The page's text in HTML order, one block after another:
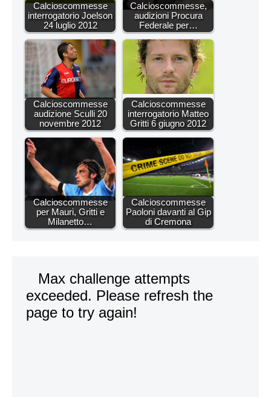
Calcioscommesse
interrogatorio Joelson
24 luglio 2012
Calcioscommesse,
audizioni Procura
Federale per…
Calcioscommesse
audizione Sculli 20
novembre 2012
Calcioscommesse
interrogatorio Matteo
Gritti 6 giugno 2012
Calcioscommesse
per Mauri, Gritti e
Milanetto…
Calcioscommesse
Paoloni davanti al Gip
di Cremona